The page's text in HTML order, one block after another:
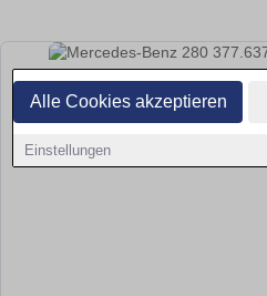
Alle Cookies akzeptieren
Einstellungen